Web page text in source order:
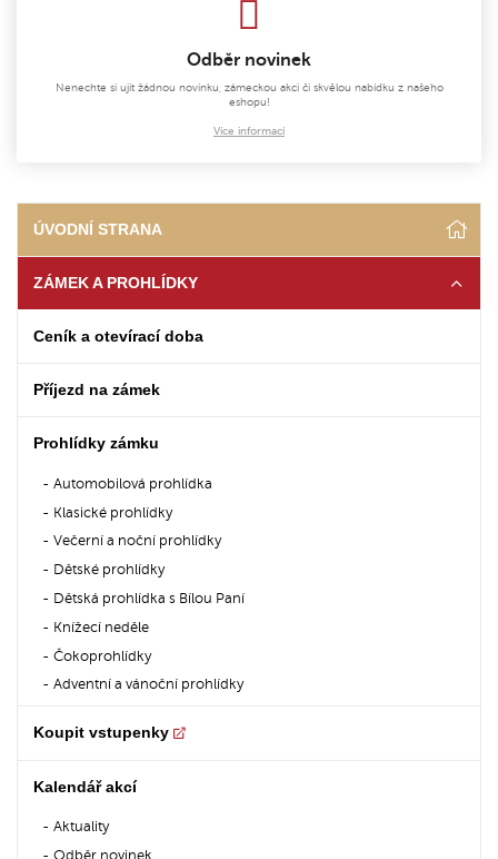
Odběr novinek
Nenechte si ujít žádnou novinku, zámeckou akci či skvělou nabídku z našeho
eshopu!
Více informací
ÚVODNÍ STRANA
ZÁMEK A PROHLÍDKY
Ceník a otevírací doba
Příjezd na zámek
Prohlídky zámku
Automobilová prohlídka
Klasické prohlídky
Večerní a noční prohlídky
Dětské prohlídky
Dětská prohlídka s Bílou Paní
Knížecí neděle
Čokoprohlídky
Adventní a vánoční prohlídky
Koupit vstupenky
Kalendář akcí
Aktuality
Odběr novinek